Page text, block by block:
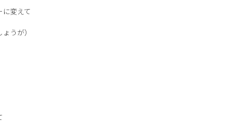
変えて
うが）